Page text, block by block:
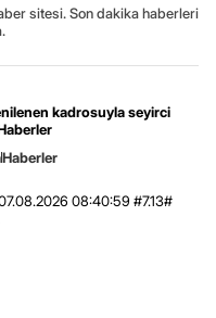
sitesi. Son dakika haberleri
kadrosuyla seyirci
Haberler
08:40:59 #7.13#